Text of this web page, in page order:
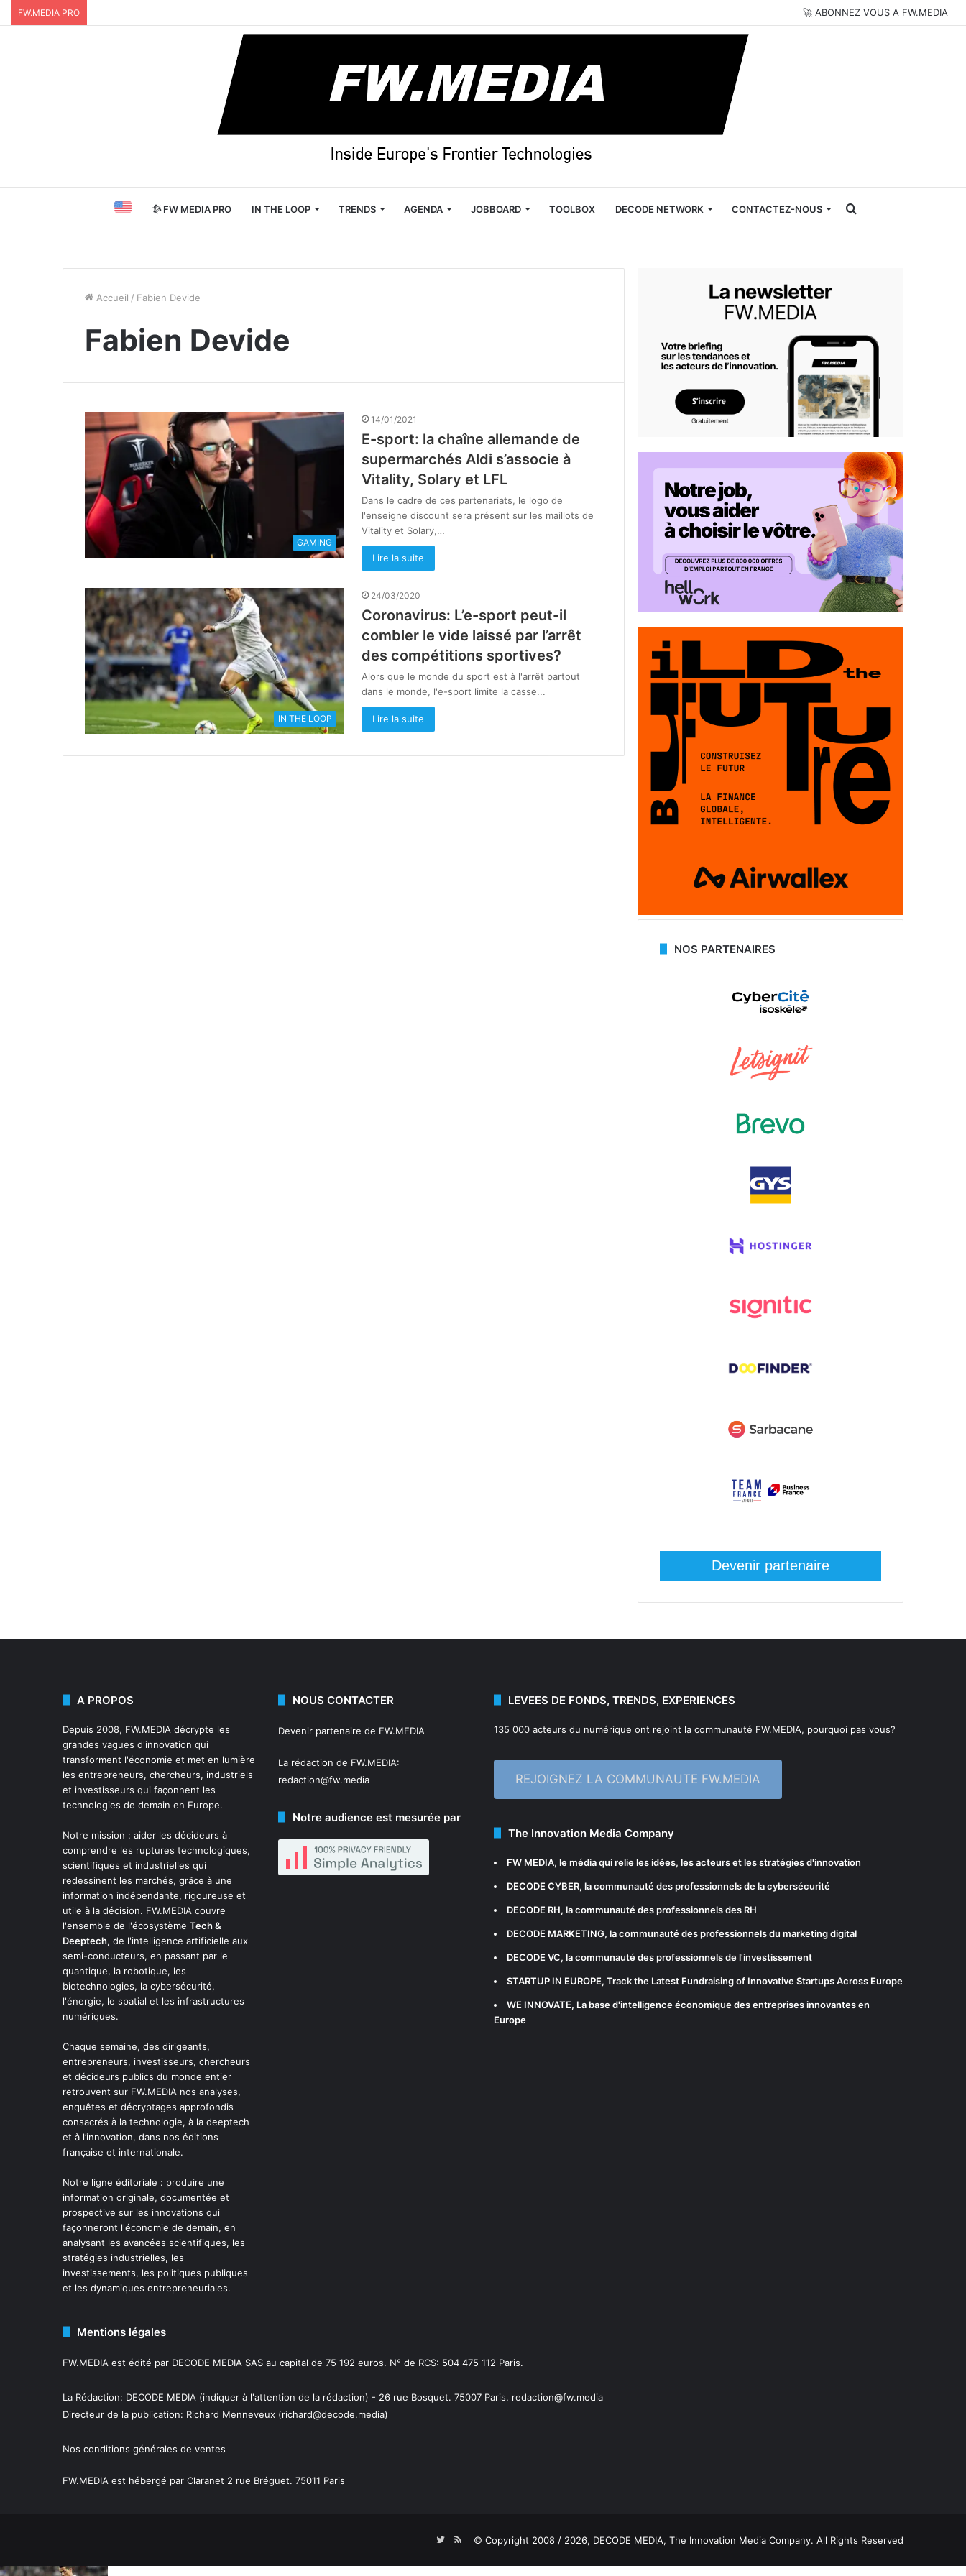
FW.MEDIA PRO 🚀 ABONNEZ VOUS A FW.MEDIA
FW MEDIA PRO IN THE LOOP TRENDS AGENDA JOBBOARD TOOLBOX DECODE NETWORK CONTACTEZ-NOUS Rechercher
Accueil / Fabien Devide
Fabien Devide
GAMING
14/01/2021
E-sport: la chaîne allemande de
supermarchés Aldi s’associe à
Vitality, Solary et LFL
Dans le cadre de ces partenariats, le logo de
l'enseigne discount sera présent sur les maillots de
Vitality et Solary,…
Lire la suite
IN THE LOOP
24/03/2020
Coronavirus: L’e-sport peut-il
combler le vide laissé par l’arrêt
des compétitions sportives?
Alors que le monde du sport est à l'arrêt partout
dans le monde, l'e-sport limite la casse...
Lire la suite
NOS PARTENAIRES
Devenir partenaire
A PROPOS
Depuis 2008, FW.MEDIA décrypte les
grandes vagues d'innovation qui
transforment l'économie et met en lumière
les entrepreneurs, chercheurs, industriels
et investisseurs qui façonnent les
technologies de demain en Europe.
Notre mission : aider les décideurs à
comprendre les ruptures technologiques,
scientifiques et industrielles qui
redessinent les marchés, grâce à une
information indépendante, rigoureuse et
utile à la décision. FW.MEDIA couvre
l'ensemble de l'écosystème Tech &
Deeptech, de l'intelligence artificielle aux
semi-conducteurs, en passant par le
quantique, la robotique, les
biotechnologies, la cybersécurité,
l'énergie, le spatial et les infrastructures
numériques.
Chaque semaine, des dirigeants,
entrepreneurs, investisseurs, chercheurs
et décideurs publics du monde entier
retrouvent sur FW.MEDIA nos analyses,
enquêtes et décryptages approfondis
consacrés à la technologie, à la deeptech
et à l’innovation, dans nos éditions
française et internationale.
Notre ligne éditoriale : produire une
information originale, documentée et
prospective sur les innovations qui
façonneront l'économie de demain, en
analysant les avancées scientifiques, les
stratégies industrielles, les
investissements, les politiques publiques
et les dynamiques entrepreneuriales.
NOUS CONTACTER
Devenir partenaire de FW.MEDIA
La rédaction de FW.MEDIA:
redaction@fw.media
Notre audience est mesurée par
LEVEES DE FONDS, TRENDS, EXPERIENCES
135 000 acteurs du numérique ont rejoint la communauté FW.MEDIA, pourquoi pas vous?
REJOIGNEZ LA COMMUNAUTE FW.MEDIA
The Innovation Media Company
FW MEDIA, le média qui relie les idées, les acteurs et les stratégies d'innovation
DECODE CYBER, la communauté des professionnels de la cybersécurité
DECODE RH, la communauté des professionnels des RH
DECODE MARKETING, la communauté des professionnels du marketing digital
DECODE VC, la communauté des professionnels de l'investissement
STARTUP IN EUROPE, Track the Latest Fundraising of Innovative Startups Across Europe
WE INNOVATE, La base d'intelligence économique des entreprises innovantes en
Europe
Mentions légales
FW.MEDIA est édité par DECODE MEDIA SAS au capital de 75 192 euros. N° de RCS: 504 475 112 Paris.
La Rédaction: DECODE MEDIA (indiquer à l'attention de la rédaction) - 26 rue Bosquet. 75007 Paris. redaction@fw.media
Directeur de la publication: Richard Menneveux (richard@decode.media)
Nos conditions générales de ventes
FW.MEDIA est hébergé par Claranet 2 rue Bréguet. 75011 Paris
© Copyright 2008 / 2026, DECODE MEDIA, The Innovation Media Company. All Rights Reserved
Twitter
RSS